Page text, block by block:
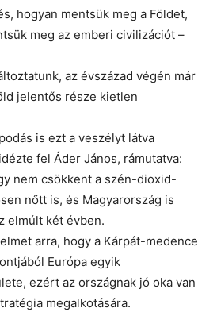
hogyan mentsük meg a Földet,
meg az emberi civilizációt –
az évszázad végén már
jelentős része kietlen
is ezt a veszélyt látva
fel Áder János, rámutatva:
nem csökkent a szén-dioxid-
nőtt is, és Magyarország is
elmúlt két évben.
arra, hogy a Kárpát-medence
Európa egyik
ezért az országnak jó oka van
megalkotására.